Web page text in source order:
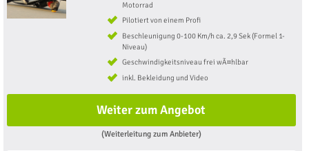
Motorrad
Pilotiert von einem Profi
Beschleunigung 0-100 Km/h ca. 2,9 Sek (Formel 1-
Niveau)
Geschwindigkeitsniveau frei wÃ¤hlbar
inkl. Bekleidung und Video
Weiter zum Angebot
(Weiterleitung zum Anbieter)